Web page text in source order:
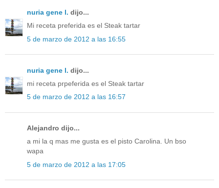
nuria gene l. dijo...
Mi receta preferida es el Steak tartar
5 de marzo de 2012 a las 16:55
nuria gene l. dijo...
mi receta prpeferida es el Steak tartar
5 de marzo de 2012 a las 16:57
Alejandro dijo...
a mi la q mas me gusta es el pisto Carolina. Un bso
wapa
5 de marzo de 2012 a las 17:05